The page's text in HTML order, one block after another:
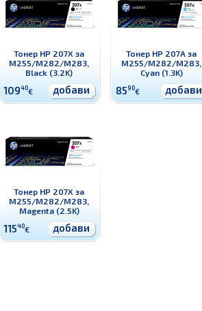
Тонер HP 207X за
M255/M282/M283,
Black (3.2K)
10940€ добави
Тонер HP 207A за
M255/M282/M283,
Cyan (1.3K)
8590€ добави
Тонер HP 207X за
M255/M282/M283,
Magenta (2.5K)
11540€ добави